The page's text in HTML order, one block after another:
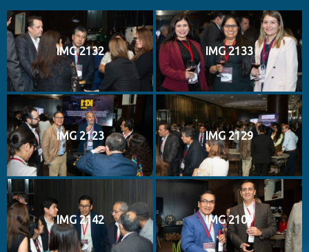
IMG 2132 IMG 2133
IMG 2123 IMG 2129
IMG 2142 IMG 2109